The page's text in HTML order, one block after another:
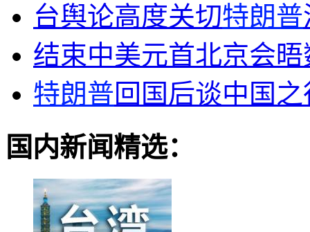
台舆论高度关切特朗普
结束中美元首北京会
特朗普回国后谈中国
国内新闻精选：